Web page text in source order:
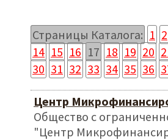
Страницы Каталога: 1 2
14 15 16 17 18 19 20
30 31 32 33 34 35 36
Центр
Общество с
"Центр